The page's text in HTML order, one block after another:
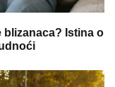
blizanaca? Istina o